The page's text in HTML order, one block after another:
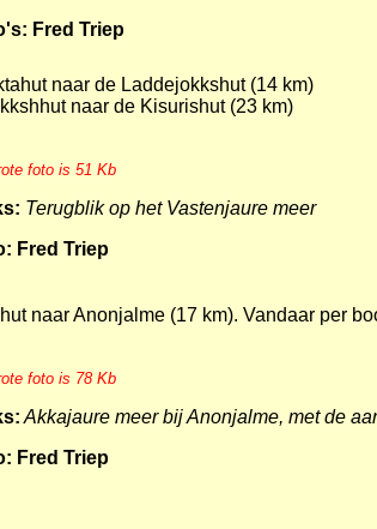
Fred Triep
naar de Laddejokkshut (14 km)
naar de Kisurishut (23 km)
foto is 51 Kb
Terugblik op het Vastenjaure meer
Fred Triep
naar Anonjalme (17 km). Vandaar per
foto is 78 Kb
Akkajaure meer bij Anonjalme, met de
Fred Triep